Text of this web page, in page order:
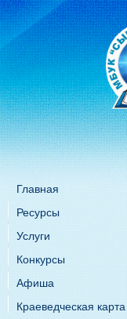
Главная
Ресурсы
Услуги
Конкурсы
Афиша
Краеведческая